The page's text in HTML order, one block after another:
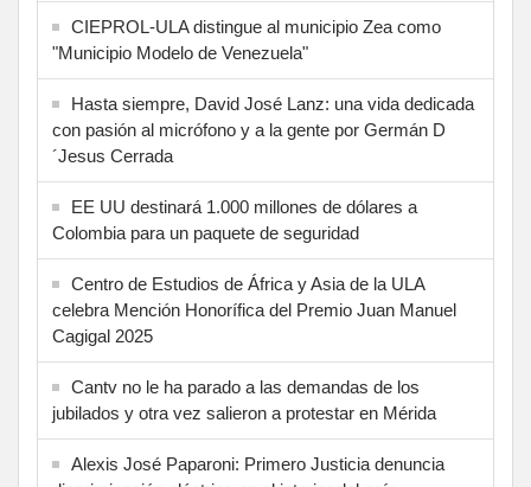
CIEPROL-ULA distingue al municipio Zea como
"Municipio Modelo de Venezuela"
Hasta siempre, David José Lanz: una vida dedicada
con pasión al micrófono y a la gente por Germán D
´Jesus Cerrada
EE UU destinará 1.000 millones de dólares a
Colombia para un paquete de seguridad
Centro de Estudios de África y Asia de la ULA
celebra Mención Honorífica del Premio Juan Manuel
Cagigal 2025
Cantv no le ha parado a las demandas de los
jubilados y otra vez salieron a protestar en Mérida
Alexis José Paparoni: Primero Justicia denuncia